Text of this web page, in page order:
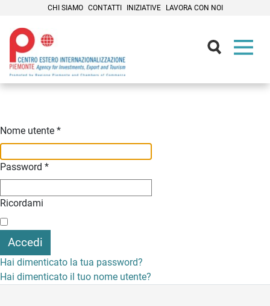
CHI SIAMO CONTATTI INIZIATIVE LAVORA CON NOI
Nome utente *
Password *
Ricordami
Accedi
Hai dimenticato la tua password?
Hai dimenticato il tuo nome utente?